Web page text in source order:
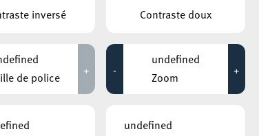
Lunch concert à la
Philharmonie Luxembourg
CONSERVATOIRE DE MUSIQUE DE LA
VILLE D’ESCH/ALZETTE
Prix de la Musique – Rotary
Club Esch-sur-Alzette
inversé
Contraste doux
de police
+ -
undefined
Zoom
+
undefined